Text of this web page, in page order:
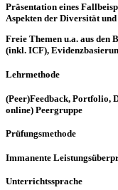
Präsentation eines
Aspekten der Diversität
Freie Themen u.a. aus den
(inkl. ICF),
Lehrmethode
(Peer)Feedback, Portfolio,
online) Peergruppe
Prüfungsmethode
Immanente
Unterrichtssprache